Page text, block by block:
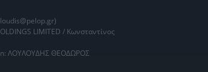
LIMITED / Κωνσταντίνος
ΛΟΥΛΟΥΔΗΣ ΘΕΟΔΩΡΟΣ